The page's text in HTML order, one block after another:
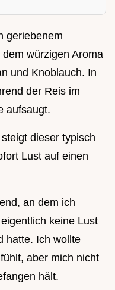
geriebenem
würzigen Aroma
und Knoblauch. In
der Reis im
aufsaugt.
dieser typisch
Lust auf einen
an dem ich
keine Lust
hatte. Ich wollte
aber mich nicht
hält.